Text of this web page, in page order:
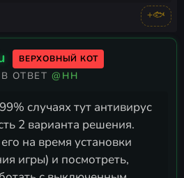
+🐟
ВЕРХОВНЫЙ КОТ
В ОТВЕТ@НН
случаях тут антивирус
2 варианта решения.
на время установки
игры) и посмотреть,